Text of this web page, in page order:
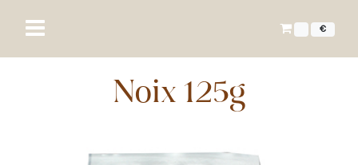
€
Noix 125g